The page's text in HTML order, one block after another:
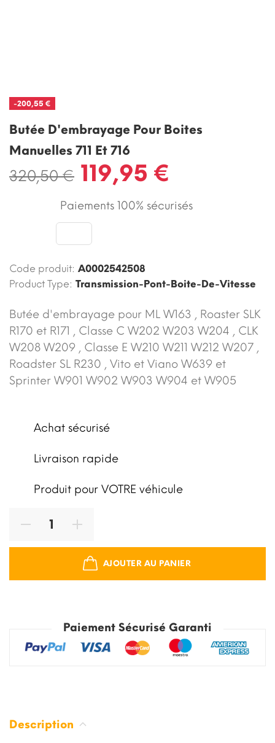
-200,55 €
Butée D'embrayage Pour Boites
Manuelles 711 Et 716
320,50 € 119,95 €
Paiements 100% sécurisés
Code produit: A0002542508
Product Type: Transmission-Pont-Boite-De-Vitesse
Butée d'embrayage pour ML W163 , Roaster SLK
R170 et R171 , Classe C W202 W203 W204 , CLK
W208 W209 , Classe E W210 W211 W212 W207 ,
Roadster SL R230 , Vito et Viano W639 et
Sprinter W901 W902 W903 W904 et W905
Achat sécurisé
Livraison rapide
Produit pour VOTRE véhicule
AJOUTER AU PANIER
Paiement Sécurisé Garanti
Description